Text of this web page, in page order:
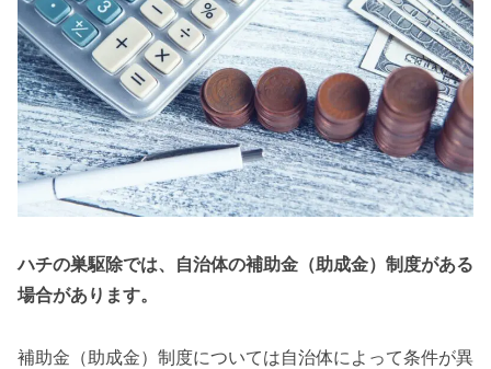
ハチの巣駆除では、自治体の補助金（助成金）制度がある
場合があります。
補助金（助成金）制度については自治体によって条件が異